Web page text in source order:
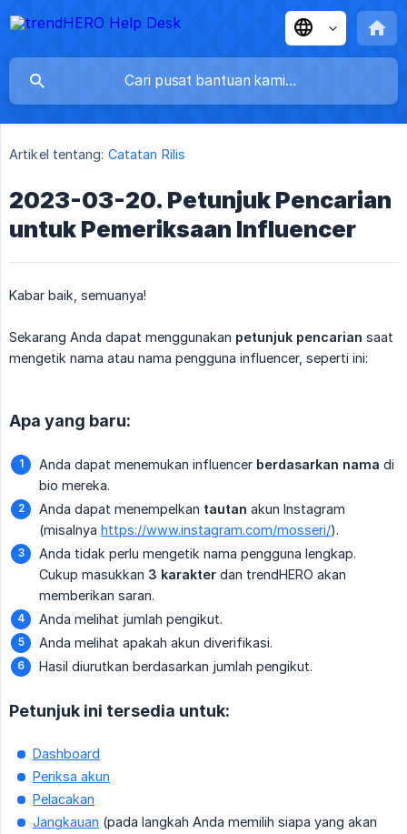
Artikel tentang: Catatan Rilis
2023-03-20. Petunjuk Pencarian
untuk Pemeriksaan Influencer
Kabar baik, semuanya!
Sekarang Anda dapat menggunakan petunjuk pencarian saat
mengetik nama atau nama pengguna influencer, seperti ini:
Apa yang baru:
Anda dapat menemukan influencer berdasarkan nama di
bio mereka.
Anda dapat menempelkan tautan akun Instagram
(misalnya https://www.instagram.com/mosseri/).
Anda tidak perlu mengetik nama pengguna lengkap.
Cukup masukkan 3 karakter dan trendHERO akan
memberikan saran.
Anda melihat jumlah pengikut.
Anda melihat apakah akun diverifikasi.
Hasil diurutkan berdasarkan jumlah pengikut.
Petunjuk ini tersedia untuk:
Dashboard
Periksa akun
Pelacakan
Jangkauan (pada langkah Anda memilih siapa yang akan